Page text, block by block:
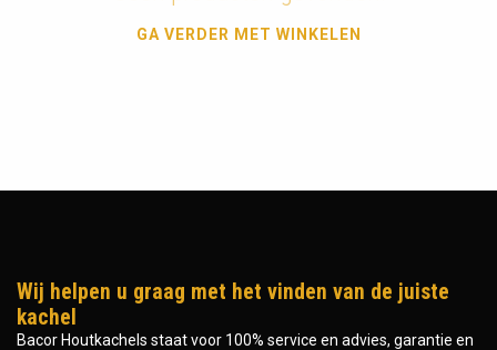
GA VERDER MET WINKELEN
Wij helpen u graag met het vinden van de juiste
kachel
Bacor Houtkachels staat voor 100% service en advies, garantie en